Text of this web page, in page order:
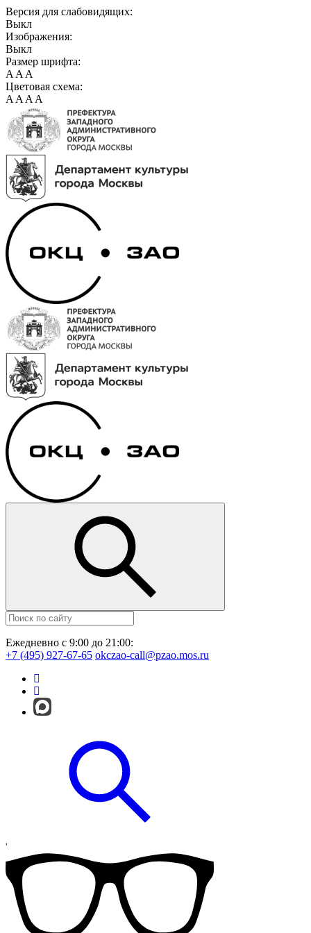
Версия для слабовидящих:
Выкл
Изображения:
Выкл
Размер шрифта:
A A A
Цветовая схема:
A A A A
Ежедневно с 9:00 до 21:00:
+7 (495) 927-67-65 okczao-call@pzao.mos.ru